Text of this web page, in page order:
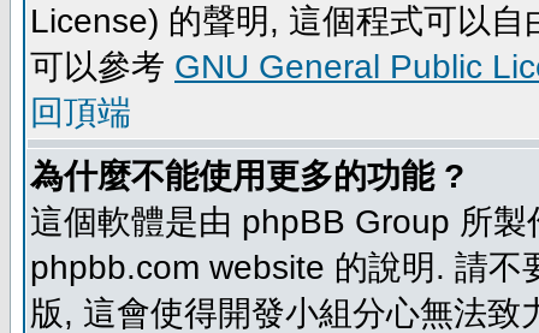
License) 的聲明, 這個程式可以
可以參考 GNU General Public
回頂端
為什麼不能使用更多的功能 ?
這個軟體是由 phpBB Group 所
phpbb.com website 的說明. 請
版, 這會使得開發小組分心無法